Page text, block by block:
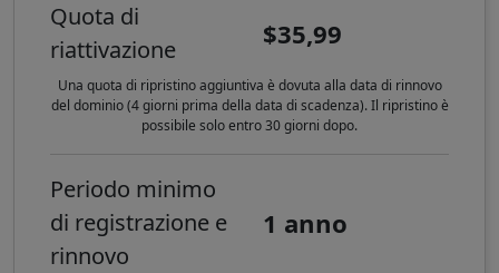
Quota di
riattivazione
$35,99
Una quota di ripristino aggiuntiva è dovuta alla data di rinnovo
del dominio (4 giorni prima della data di scadenza). Il ripristino è
possibile solo entro 30 giorni dopo.
Periodo minimo
di registrazione e
rinnovo
1 anno